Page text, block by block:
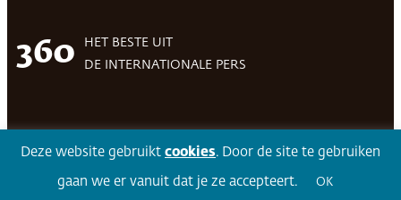
360
HET BESTE UIT
DE INTERNATIONALE PERS
Volg 360Facebook LinkedIn Twitter
Deze website gebruikt cookies. Door de site te gebruiken
gaan we er vanuit dat je ze accepteert. OK